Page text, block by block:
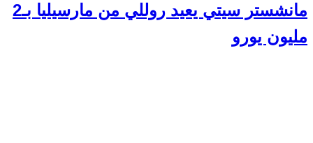
مانشستر سيتي يعيد روللي من مارسيليا بـ2
مليون يورو